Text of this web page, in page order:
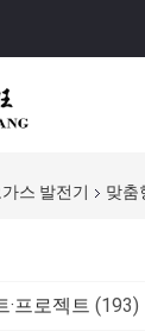
스 발전기 맞춤
·프로젝트 (193)